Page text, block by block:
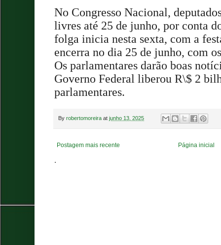
No Congresso Nacional,
livres até 25 de junho, por conta
folga inicia nesta sexta, com a
encerra no dia 25 de junho, com
Os parlamentares darão boas
Governo Federal liberou R\$ 2
parlamentares.
By robertomoreira at junho 13, 2025
Postagem mais recente Página inicial
.